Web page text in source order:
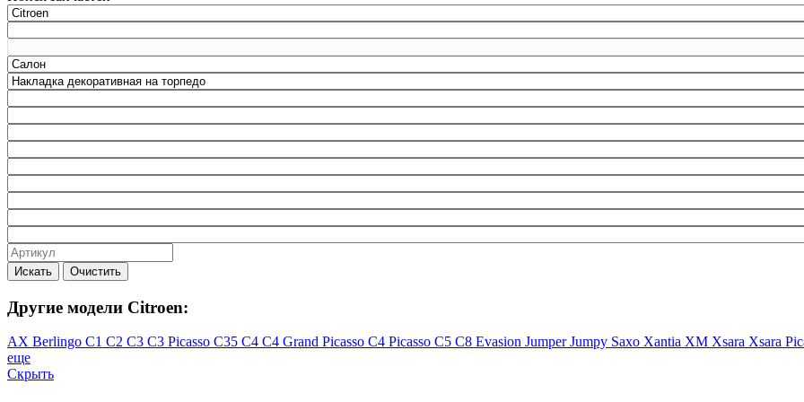
Искать Очистить
Другие модели Citroen:
AX Berlingo C1 C2 C3 C3 Picasso C35 C4 C4 Grand Picasso C4 Picasso C5 C8 Evasion JumperJumpy Saxo Xantia XM Xsara Xsara
еще
Скрыть